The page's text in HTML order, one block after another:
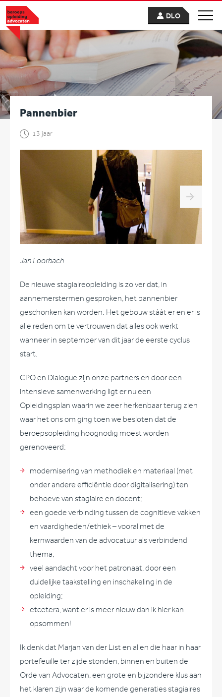
DLO
Pannenbier
13 jaar
Jan Loorbach
De nieuwe stagiaireopleiding is zo ver dat, in
aannemerstermen gesproken, het pannenbier
geschonken kan worden. Het gebouw stààt er en er is
alle reden om te vertrouwen dat alles ook werkt
wanneer in september van dit jaar de eerste cyclus
start.
CPO en Dialogue zijn onze partners en door een
intensieve samenwerking ligt er nu een
Opleidingsplan waarin we zeer herkenbaar terug zien
waar het ons om ging toen we besloten dat de
beroepsopleiding hoognodig moest worden
gerenoveerd:
modernisering van methodiek en materiaal (met
onder andere efficiëntie door digitalisering) ten
behoeve van stagiaire en docent;
een goede verbinding tussen de cognitieve vakken
en vaardigheden/ethiek – vooral met de
kernwaarden van de advocatuur als verbindend
thema;
veel aandacht voor het patronaat, door een
duidelijke taakstelling en inschakeling in de
opleiding;
etcetera, want er is meer nieuw dan ik hier kan
opsommen!
Ik denk dat Marjan van der List en allen die haar in haar
portefeuille ter zijde stonden, binnen en buiten de
Orde van Advocaten, een grote en bijzondere klus aan
het klaren zijn waar de komende generaties stagiaires